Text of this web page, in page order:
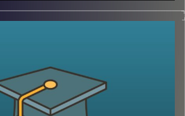
במשך שנים ישראל טענה כי לבית הדין
לדון בסכסוך הישראלי־פלסטיני, אך כפי
לישראל ואילו הזדמנויות יש לנו בעת הזו?
כדי לשפוך אור על המצב בהאג הצטרפה
ראשת חטיבת משפט וביטחון בבית הספר
דיפלומטיה ואסטרטגיה.